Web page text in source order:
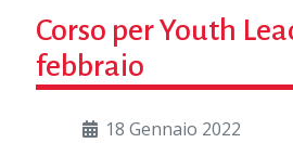
Corso per Youth
febbraio
18 Gennaio 2022